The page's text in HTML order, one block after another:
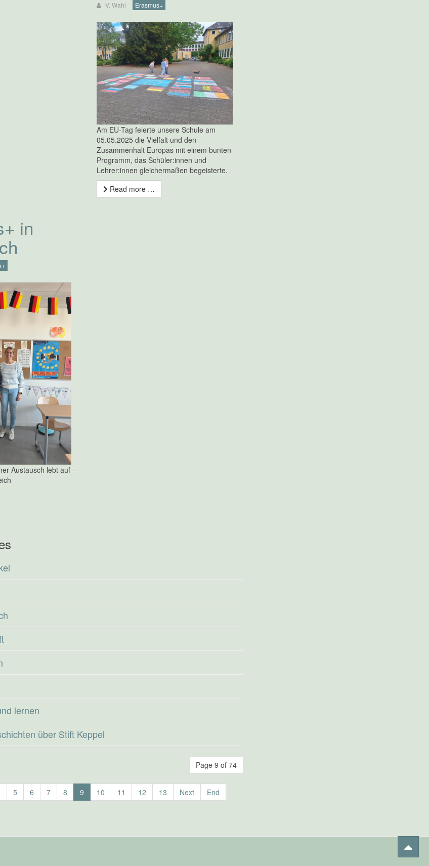
V. Wahl Erasmus+
Am EU-Tag feierte unsere Schule am
05.05.2025 die Vielfalt und den
Zusammenhalt Europas mit einem bunten
Programm, das Schüler:innen und
Lehrer:innen gleichermaßen begeisterte.
Read more …
in
Austausch lebt auf –
lernen
über Stift Keppel
Page 9 of 74
5 6 7 8 9 10 11 12 13 Next End